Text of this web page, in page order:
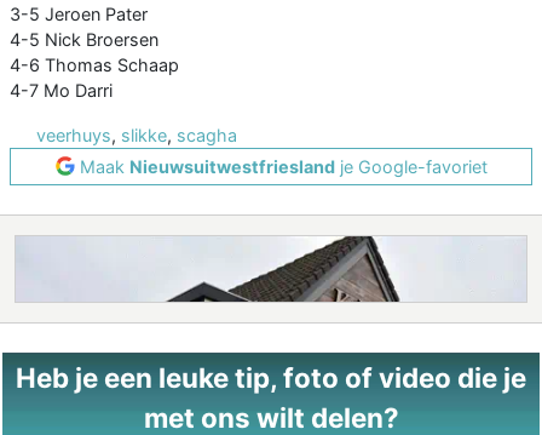
3-5 Jeroen Pater
4-5 Nick Broersen
4-6 Thomas Schaap
4-7 Mo Darri
veerhuys, slikke, scagha
Maak Nieuwsuitwestfrieslandje Google-favoriet
Heb je een leuke tip, foto of video die je
met ons wilt delen?